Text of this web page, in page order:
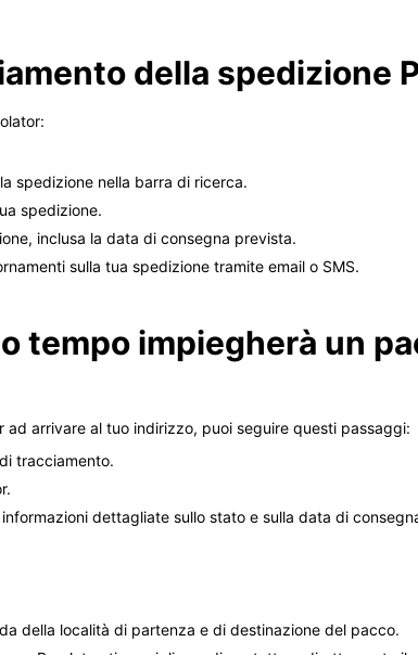
della spedizione
spedizione nella barra di ricerca.
spedizione.
inclusa la data di consegna prevista.
sulla tua spedizione tramite email o SMS.
tempo impiegherà un
arrivare al tuo indirizzo, puoi seguire questi passaggi:
tracciamento.
dettagliate sullo stato e sulla data di
della località di partenza e di destinazione del pacco.